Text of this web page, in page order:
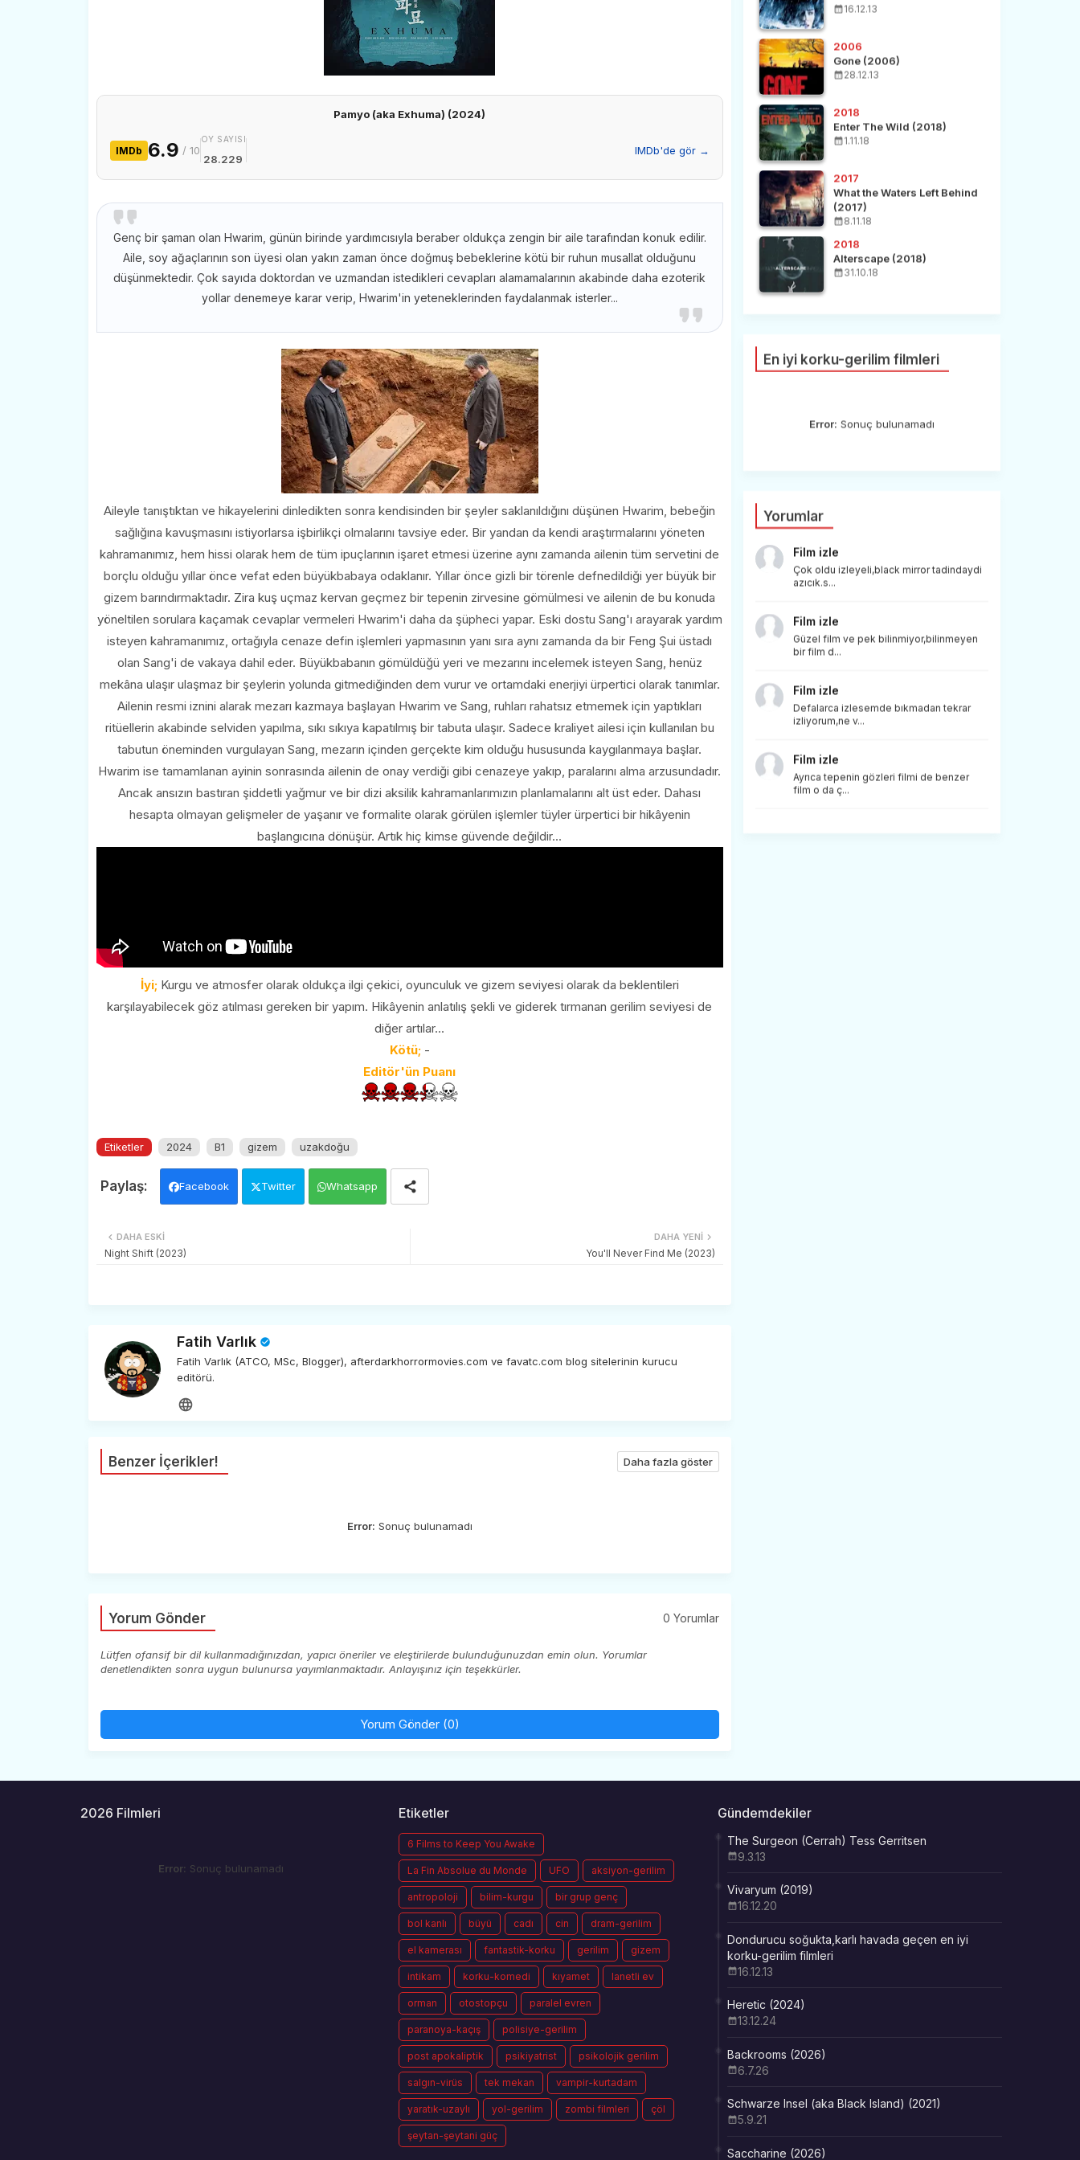
Pamyo (aka Exhuma) (2024)
IMDb 6.9 / 10
OY SAYISI
28.229
IMDb'de gör →
Genç bir şaman olan Hwarim, günün birinde yardımcısıyla beraber oldukça zengin bir aile tarafından konuk edilir.
Aile, soy ağaçlarının son üyesi olan yakın zaman önce doğmuş bebeklerine kötü bir ruhun musallat olduğunu
düşünmektedir. Çok sayıda doktordan ve uzmandan istedikleri cevapları alamamalarının akabinde daha ezoterik
yollar denemeye karar verip, Hwarim'in yeteneklerinden faydalanmak isterler...
Aileyle tanıştıktan ve hikayelerini dinledikten sonra kendisinden bir şeyler saklanıldığını düşünen Hwarim, bebeğin
sağlığına kavuşmasını istiyorlarsa işbirlikçi olmalarını tavsiye eder. Bir yandan da kendi araştırmalarını yöneten
kahramanımız, hem hissi olarak hem de tüm ipuçlarının işaret etmesi üzerine aynı zamanda ailenin tüm servetini de
borçlu olduğu yıllar önce vefat eden büyükbabaya odaklanır. Yıllar önce gizli bir törenle defnedildiği yer büyük bir
gizem barındırmaktadır. Zira kuş uçmaz kervan geçmez bir tepenin zirvesine gömülmesi ve ailenin de bu konuda
yöneltilen sorulara kaçamak cevaplar vermeleri Hwarim'i daha da şüpheci yapar. Eski dostu Sang'ı arayarak yardım
isteyen kahramanımız, ortağıyla cenaze defin işlemleri yapmasının yanı sıra aynı zamanda da bir Feng Şui üstadı
olan Sang'i de vakaya dahil eder. Büyükbabanın gömüldüğü yeri ve mezarını incelemek isteyen Sang, henüz
mekâna ulaşır ulaşmaz bir şeylerin yolunda gitmediğinden dem vurur ve ortamdaki enerjiyi ürpertici olarak tanımlar.
Ailenin resmi iznini alarak mezarı kazmaya başlayan Hwarim ve Sang, ruhları rahatsız etmemek için yaptıkları
ritüellerin akabinde selviden yapılma, sıkı sıkıya kapatılmış bir tabuta ulaşır. Sadece kraliyet ailesi için kullanılan bu
tabutun öneminden vurgulayan Sang, mezarın içinden gerçekte kim olduğu hususunda kaygılanmaya başlar.
Hwarim ise tamamlanan ayinin sonrasında ailenin de onay verdiği gibi cenazeye yakıp, paralarını alma arzusundadır.
Ancak ansızın bastıran şiddetli yağmur ve bir dizi aksilik kahramanlarımızın planlamalarını alt üst eder. Dahası
hesapta olmayan gelişmeler de yaşanır ve formalite olarak görülen işlemler tüyler ürpertici bir hikâyenin
başlangıcına dönüşür. Artık hiç kimse güvende değildir...
İyi; Kurgu ve atmosfer olarak oldukça ilgi çekici, oyunculuk ve gizem seviyesi olarak da beklentileri
karşılayabilecek göz atılması gereken bir yapım. Hikâyenin anlatılış şekli ve giderek tırmanan gerilim seviyesi de
diğer artılar...
Kötü; -
Editör'ün Puanı
Etiketler 2024 B1 gizem uzakdoğu
Facebook Twitter Whatsapp
DAHA YENI
You'll Never Find Me (2023)
DAHA ESKI
Night Shift (2023)
Fatih Varlık
Fatih Varlık (ATCO, MSc, Blogger), afterdarkhorrormovies.com ve favatc.com blog sitelerinin kurucu
editörü.
Benzer İçerikler! Daha fazla göster
Error: Sonuç bulunamadı
Yorum Gönder 0 Yorumlar
Lütfen ofansif bir dil kullanmadığınızdan, yapıcı öneriler ve eleştirilerde bulunduğunuzdan emin olun. Yorumlar
denetlendikten sonra uygun bulunursa yayımlanmaktadır. Anlayışınız için teşekkürler.
Yorum Gönder (0)
16.12.13
2006
Gone (2006)
28.12.13
2018
Enter The Wild (2018)
1.11.18
2017
What the Waters Left Behind
(2017)
8.11.18
2018
Alterscape (2018)
31.10.18
En iyi korku-gerilim filmleri
Error: Sonuç bulunamadı
Yorumlar
Film izle
Çok oldu izleyeli,black mirror tadindaydi
azıcık.s...
Film izle
Güzel film ve pek bilinmiyor,bilinmeyen
bir film d...
Film izle
Defalarca izlesemde bıkmadan tekrar
izliyorum,ne v...
Film izle
Ayrıca tepenin gözleri filmi de benzer
film o da ç...
2026 Filmleri
Error: Sonuç bulunamadı
Etiketler
6 Films to Keep You Awake
La Fin Absolue du Monde UFO aksiyon-gerilim
antropoloji bilim-kurgu bir grup genç
bol kanlı büyü cadı cin dram-gerilim
el kamerası fantastik-korku gerilim gizem
intikam korku-komedi kıyamet lanetli ev
orman otostopçu paralel evren
paranoya-kaçış polisiye-gerilim
post apokaliptik psikiyatrist psikolojik gerilim
salgın-virüs tek mekan vampir-kurtadam
yaratık-uzaylı yol-gerilim zombi filmleri çöl
şeytan-şeytani güç
Gündemdekiler
The Surgeon (Cerrah) Tess Gerritsen
9.3.13
Vivaryum (2019)
16.12.20
Dondurucu soğukta,karlı havada geçen en iyi
korku-gerilim filmleri
16.12.13
Heretic (2024)
13.12.24
Backrooms (2026)
6.7.26
Schwarze Insel (aka Black Island) (2021)
5.9.21
Saccharine (2026)